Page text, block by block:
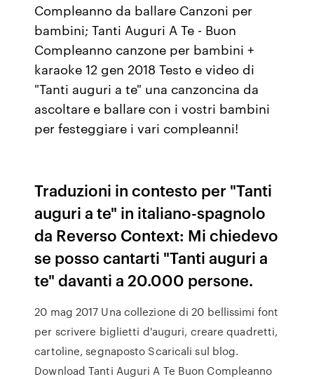
Compleanno da ballare Canzoni per
bambini; Tanti Auguri A Te - Buon
Compleanno canzone per bambini +
karaoke 12 gen 2018 Testo e video di
"Tanti auguri a te" una canzoncina da
ascoltare e ballare con i vostri bambini
per festeggiare i vari compleanni!
Traduzioni in contesto per "Tanti
auguri a te" in italiano-spagnolo
da Reverso Context: Mi chiedevo
se posso cantarti "Tanti auguri a
te" davanti a 20.000 persone.
20 mag 2017 Una collezione di 20 bellissimi font
per scrivere biglietti d'auguri, creare quadretti,
cartoline, segnaposto Scaricali sul blog.
Download Tanti Auguri A Te Buon Compleanno